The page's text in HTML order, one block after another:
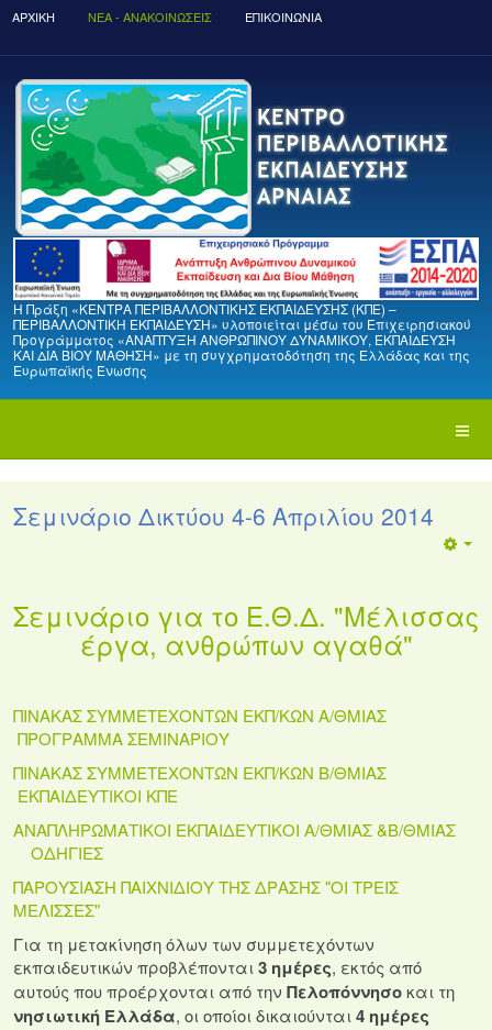
ΑΡΧΙΚΉ ΝΈΑ - ΑΝΑΚΟΙΝΏΣΕΙΣ ΕΠΙΚΟΙΝΩΝΙΑ
Η Πράξη «ΚΕΝΤΡΑ ΠΕΡΙΒΑΛΛΟΝΤΙΚΗΣ ΕΚΠΑΙΔΕΥΣΗΣ (ΚΠΕ) –
ΠΕΡΙΒΑΛΛΟΝΤΙΚΗ ΕΚΠΑΙΔΕΥΣΗ» υλοποιείται μέσω του Επιχειρησιακού
Προγράμματος «ΑΝΑΠΤΥΞΗ ΑΝΘΡΩΠΙΝΟΥ ΔΥΝΑΜΙΚΟΥ, ΕΚΠΑΙΔΕΥΣΗ
ΚΑΙ ΔΙΑ ΒΙΟΥ ΜΑΘΗΣΗ» με τη συγχρηματοδότηση της Ελλάδας και της
Ευρωπαϊκής Ένωσης
Σεμινάριο Δικτύου 4-6 Απριλίου 2014
Σεμινάριο για το Ε.Θ.Δ. "Μέλισσας
έργα, ανθρώπων αγαθά"
ΠΙΝΑΚΑΣ ΣΥΜΜΕΤΕΧΟΝΤΩΝ ΕΚΠ/ΚΩΝ Α/ΘΜΙΑΣ
ΠΡΟΓΡΑΜΜΑ ΣΕΜΙΝΑΡΙΟΥ
ΠΙΝΑΚΑΣ ΣΥΜΜΕΤΕΧΟΝΤΩΝ ΕΚΠ/ΚΩΝ Β/ΘΜΙΑΣ
ΕΚΠΑΙΔΕΥΤΙΚΟΙ ΚΠΕ
ΑΝΑΠΛΗΡΩΜΑΤΙΚΟΙ ΕΚΠΑΙΔΕΥΤΙΚΟΙ Α/ΘΜΙΑΣ &Β/ΘΜΙΑΣ
ΟΔΗΓΙΕΣ
ΠΑΡΟΥΣΙΑΣΗ ΠΑΙΧΝΙΔΙΟΥ ΤΗΣ ΔΡΑΣΗΣ "ΟΙ ΤΡΕΙΣ
ΜΕΛΙΣΣΕΣ"
Για τη μετακίνηση όλων των συμμετεχόντων
εκπαιδευτικών προβλέπονται 3 ημέρες, εκτός από
αυτούς που προέρχονται από την Πελοπόννησοκαι τη
νησιωτική Ελλάδα, οι οποίοι δικαιούνται 4 ημέρες